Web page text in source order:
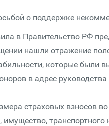
о поддержке
в Правительство РФ
нашли отражение
которые были
в адрес
страховых взносов